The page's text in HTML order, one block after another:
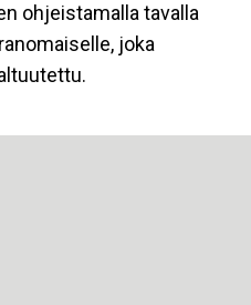
ohjeistamalla tavalla
joka